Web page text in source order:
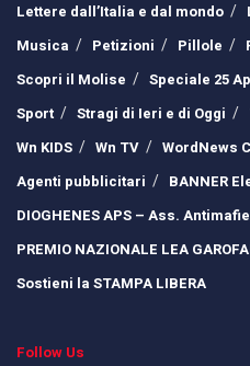
Lettere dall’Italia e dal mondo
Musica
Petizioni Pillole
Scopri il Molise
Speciale 25
Sport
Stragi di Ieri e di Oggi
Wn KIDS
Wn TV WordNews
Agenti pubblicitari
BANNER
DIOGHENES APS – Ass.
PREMIO NAZIONALE LEA
Sostieni la STAMPA LIBERA
Follow Us